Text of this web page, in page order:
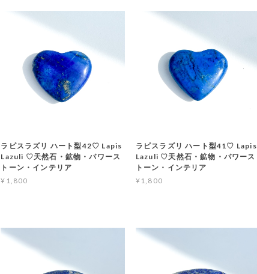
ラピスラズリ ハート型42♡ Lapis
Lazuli ♡天然石・鉱物・パワース
トーン・インテリア
¥1,800
ラピスラズリ ハート型41♡ Lapis
Lazuli ♡天然石・鉱物・パワース
トーン・インテリア
¥1,800